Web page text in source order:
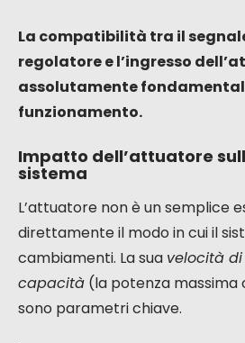
La compatibilità tra il
regolatore e l’ingresso
assolutamente
funzionamento.
Impatto dell’attuatore
sistema
L’attuatore non è un semplice
direttamente il modo in cui il
cambiamenti. La sua velocità
capacità (la potenza massima
sono parametri chiave.